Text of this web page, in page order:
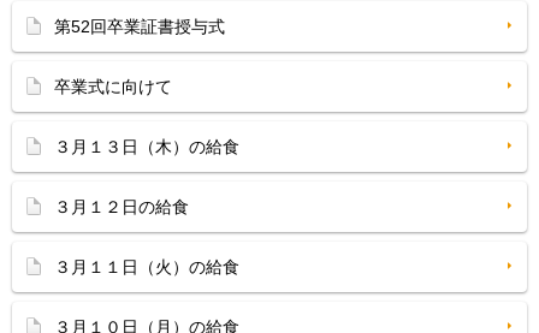
第52回卒業証書授与式
卒業式に向けて
３月１３日（木）の給食
３月１２日の給食
３月１１日（火）の給食
３月１０日（月）の給食